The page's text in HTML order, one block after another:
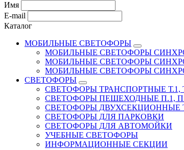
Имя
E-mail
Каталог
МОБИЛЬНЫЕ СВЕТОФОРЫ
МОБИЛЬНЫЕ СВЕТОФОРЫ
МОБИЛЬНЫЕ СВЕТОФОРЫ
МОБИЛЬНЫЕ СВЕТОФОРЫ
СВЕТОФОРЫ
СВЕТОФОРЫ ТРАНСПОРТНЫЕ Т.1,
СВЕТОФОРЫ ПЕШЕХОДНЫЕ П.1,
СВЕТОФОРЫ ДВУХСЕКЦИОННЫЕ
СВЕТОФОРЫ ДЛЯ ПАРКОВКИ
СВЕТОФОРЫ ДЛЯ АВТОМОЙКИ
УЧЕБНЫЕ СВЕТОФОРЫ
ИНФОРМАЦИОННЫЕ СЕКЦИИ